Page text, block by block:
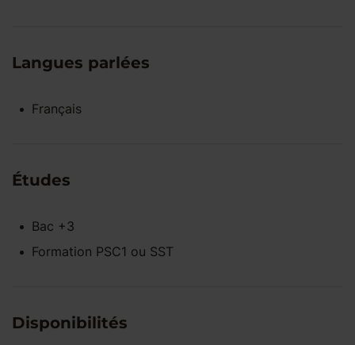
Langues parlées
Français
Études
Bac +3
Formation PSC1 ou SST
Disponibilités